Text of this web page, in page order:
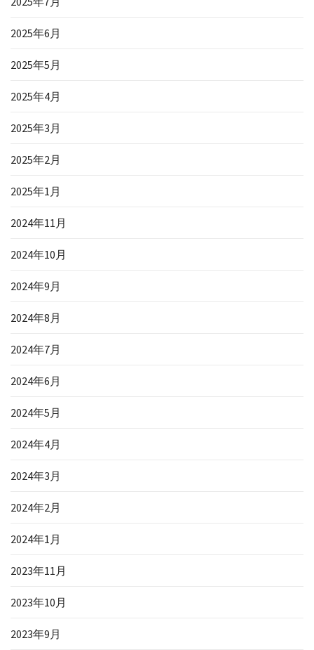
2025年6月
2025年5月
2025年4月
2025年3月
2025年2月
2025年1月
2024年11月
2024年10月
2024年9月
2024年8月
2024年7月
2024年6月
2024年5月
2024年4月
2024年3月
2024年2月
2024年1月
2023年11月
2023年10月
2023年9月